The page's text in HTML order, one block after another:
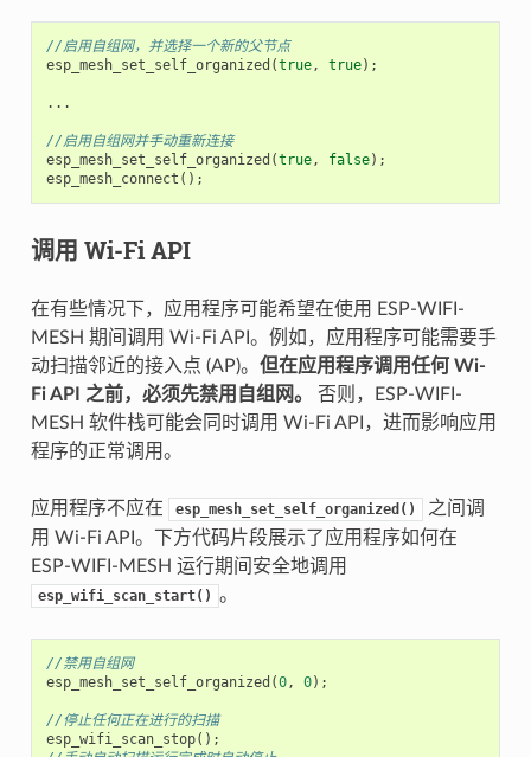
//启用自组网，并选择一个新的父节点
esp_mesh_set_self_organized (true, true);
...
//启用自组网并手动重新连接
esp_mesh_set_self_organized (true, false);
esp_mesh_connect ();
调用 Wi-Fi API
在有些情况下，应用程序可能希望在使用 ESP-WIFI-
MESH 期间调用 Wi-Fi API。例如，应用程序可能需要手
动扫描邻近的接入点 (AP)。 但在应用程序调用任何 Wi-
Fi API 之前，必须先禁用自组网。
否则，ESP-WIFI-
MESH 软件栈可能会同时调用 Wi-Fi API，进而影响应用
程序的正常调用。
应用程序不应在 esp_mesh_set_self_organized()
之间调
用 Wi-Fi API。下方代码片段展示了应用程序如何在
ESP-WIFI-MESH 运行期间安全地调用
esp_wifi_scan_start() 。
//禁用自组网
esp_mesh_set_self_organized (0, 0);
//停止任何正在进行的扫描
esp_wifi_scan_stop();